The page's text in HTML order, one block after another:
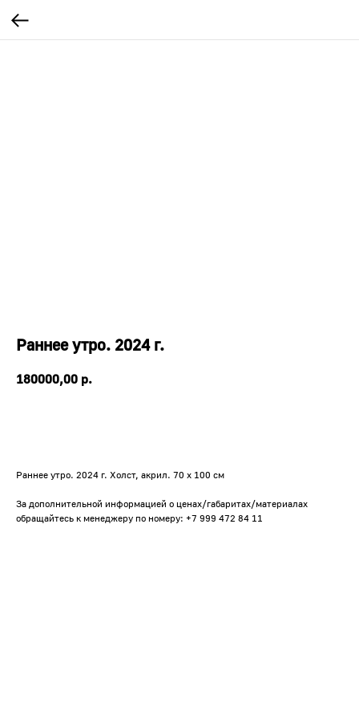
Раннее утро. 2024 г.
180000,00 р.
Раннее утро. 2024 г. Холст, акрил. 70 х 100 см
За дополнительной информацией о ценах/габаритах/материалах
обращайтесь к менеджеру по номеру: +7 999 472 84 11